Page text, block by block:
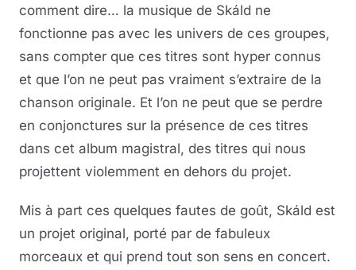
comment dire… la musique de Skáld ne
fonctionne pas avec les univers de ces groupes,
sans compter que ces titres sont hyper connus
et que l’on ne peut pas vraiment s’extraire de la
chanson originale. Et l’on ne peut que se perdre
en conjonctures sur la présence de ces titres
dans cet album magistral, des titres qui nous
projettent violemment en dehors du projet.
Mis à part ces quelques fautes de goût, Skáld est
un projet original, porté par de fabuleux
morceaux et qui prend tout son sens en concert.